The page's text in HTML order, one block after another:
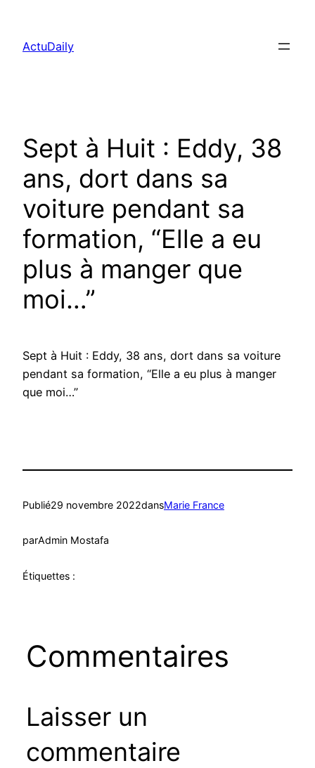
contenu
ActuDaily
Sept à Huit : Eddy, 38
ans, dort dans sa
voiture pendant sa
formation, “Elle a eu
plus à manger que
moi…”
Sept à Huit : Eddy, 38 ans, dort dans sa voiture
pendant sa formation, “Elle a eu plus à manger
que moi…”
Publié29 novembre 2022dansMarie France
parAdmin Mostafa
Étiquettes :
Commentaires
Laisser un
commentaire